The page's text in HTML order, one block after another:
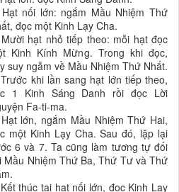
nối lớn: ngắm Mầu Nhiệm Thứ
đọc một Kinh Lạy Cha.
hạt nhỏ tiếp theo: mỗi hạt đọc
Kinh Kính Mừng. Trong khi đọc,
suy ngẫm về Mầu Nhiệm Thứ Nhất.
khi lần sang hạt lớn tiếp theo,
1 Kinh Sáng Danh rồi đọc Lời
Fa-ti-ma.
lớn, ngắm Mầu Nhiệm Thứ Hai,
một Kinh Lạy Cha. Sau đó, lặp lại
6 và 7. Ta cũng làm tương tự đối
Mầu Nhiệm Thứ Ba, Thứ Tư và Thứ
thúc tại hạt nối lớn, đọc Kinh Lạy